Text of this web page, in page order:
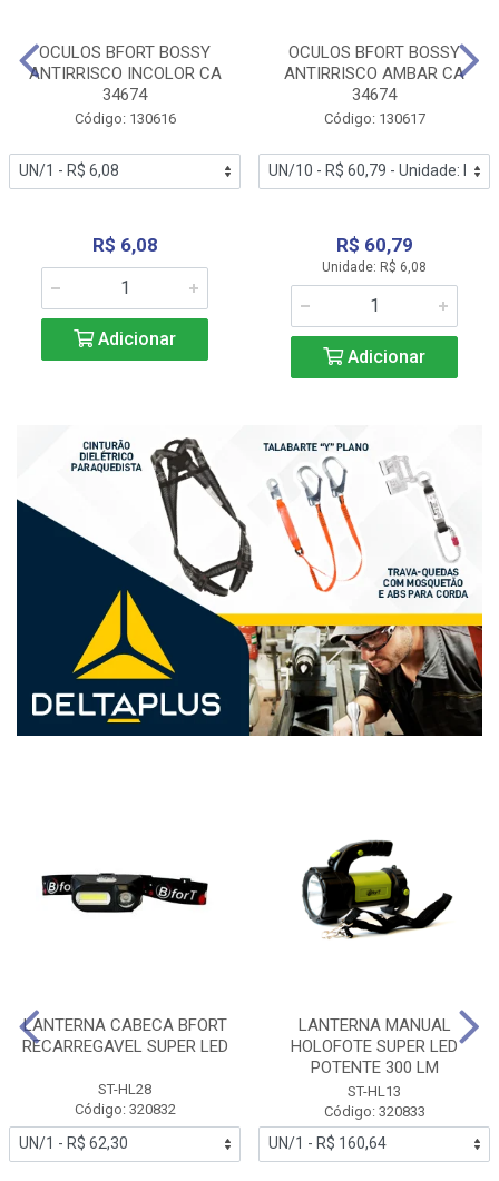
OCULOS BFORT BOSSY
ANTIRRISCO INCOLOR CA
34674
Código: 130616
R$ 6,08
Adicionar
OCULOS BFORT BOSSY
ANTIRRISCO AMBAR CA
34674
Código: 130617
R$ 60,79
Unidade: R$ 6,08
Adicionar
LANTERNA CABECA BFORT
RECARREGAVEL SUPER LED
ST-HL28
Código: 320832
LANTERNA MANUAL
HOLOFOTE SUPER LED
POTENTE 300 LM
ST-HL13
Código: 320833